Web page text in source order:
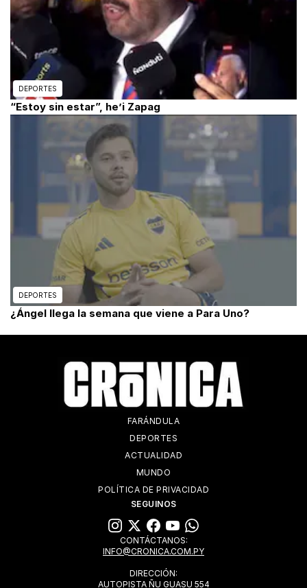
DEPORTES
“Estoy sin estar”, he’i Zapag
DEPORTES
¿Ángel llega la semana que viene a Para Uno?
FARÁNDULA
DEPORTES
ACTUALIDAD
MUNDO
POLÍTICA DE PRIVACIDAD
SEGUINOS
CONTÁCTANOS:
INFO@CRONICA.COM.PY
DIRECCIÓN:
AUTOPISTA ÑU GUASU 554